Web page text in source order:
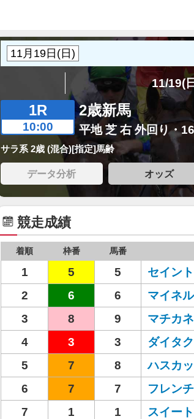
11/19(
1R
10:00
2歳新馬
平地 芝 右 外回り・
サラ系 2歳 (混合)[指定]馬齢
データ分析 オッズ
競走成績
着順 枠番 馬番
1 5 5 セイン
2
6 6 マイネ
3
8 9 マチカ
4
3 3 ダイタ
5
7 8 ハスカ
6
7 7 フレン
7
1 1 スイー